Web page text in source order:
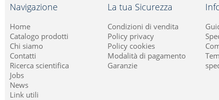
Navigazione
Home
Catalogo prodotti
Chi siamo
Contatti
Ricerca scientifica
Jobs
News
Link utili
La tua Sicurezza
Condizioni di vendita
Policy privacy
Policy cookies
Modalità di pagamento
Garanzie